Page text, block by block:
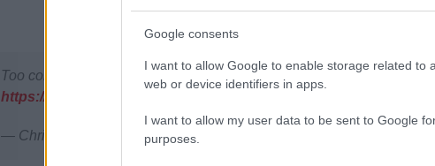
Google consents
I want to allow Google to enable storage related to
web or device identifiers in apps.
I want to allow my user data to be sent to Google
purposes.
Too cold in Florida…It’s raining Iguanas! They Probably Aren’t Dead
https://t.co/uOINpIPOAQ
— Chris Dunn (@ChrisDunnCFI)